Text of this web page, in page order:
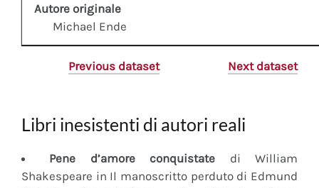
Autore originale
Michael Ende
Previous dataset Next dataset
Libri inesistenti di autori reali
Pene d’amore conquistate di William
Shakespeare in Il manoscritto perduto di Edmund